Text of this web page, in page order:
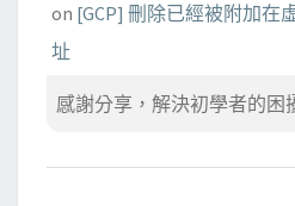
on [GCP] 刪除已經被附加在
址
感謝分享，解決初學者的困